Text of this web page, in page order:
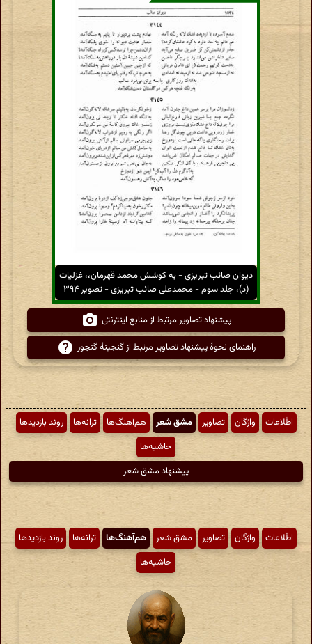
دیوان صائب تبریزی - به کوشش محمد قهرمان،، غزلیات
(د)، جلد سوم - محمدعلی صائب تبریزی - تصویر ۳۹۴
پیشنهاد تصاویر مرتبط از منابع اینترنتی
راهنمای نحوهٔ پیشنهاد تصاویر مرتبط از گنجینهٔ گنجور
اطّلاعات واژگان تصاویر مشق شعر هم‌آهنگ‌ها ترانه‌ها
روند بازدیدها
حاشیه‌ها
پیشنهاد مشق شعر
اطّلاعات واژگان تصاویر مشق شعر هم‌آهنگ‌ها ترانه‌ها
روند بازدیدها
حاشیه‌ها